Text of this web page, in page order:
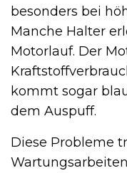
besonders bei
Manche Halter
Motorlauf. Der
kommt sogar
dem Auspuff.
Diese Probleme